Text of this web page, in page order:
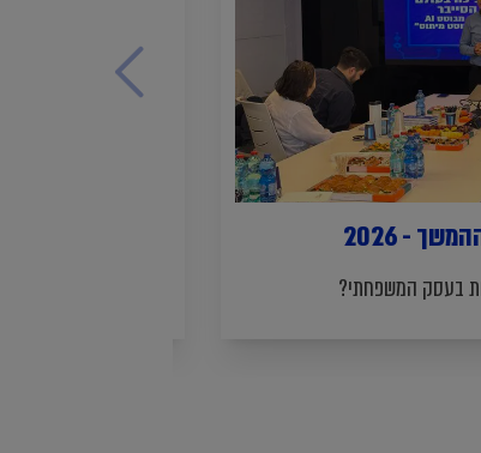
- 2026
בעסק המשפחתי?